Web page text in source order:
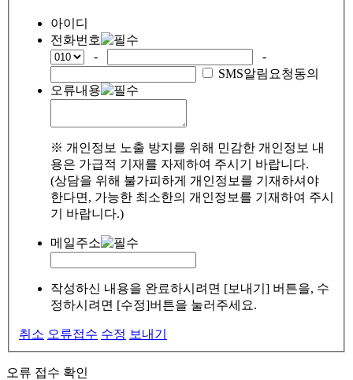
아이디
전화번호
-
-
SMS알림요청동의
오류내용
※ 개인정보 노출 방지를 위해 민감한 개인정보 내
용은 가급적 기재를 자제하여 주시기 바랍니다.
(상담을 위해 불가피하게 개인정보를 기재하셔야
한다면, 가능한 최소한의 개인정보를 기재하여 주시
기 바랍니다.)
메일주소
작성하신 내용을 완료하시려면 [보내기] 버튼을, 수
정하시려면 [수정]버튼을 눌러주세요.
취소 오류접수 수정 보내기
오류 접수 확인